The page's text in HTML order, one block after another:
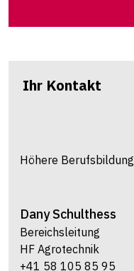
Ihr Kontakt
Höhere Berufsbildung
Dany Schulthess
Bereichsleitung
HF Agrotechnik
+41 58 105 85 95